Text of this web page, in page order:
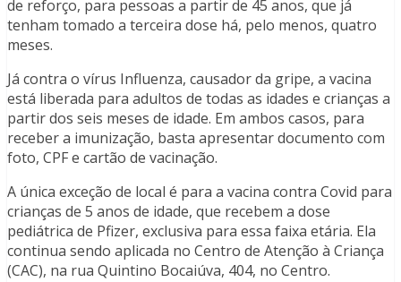
de reforço, para pessoas a partir de 45 anos, que já
tenham tomado a terceira dose há, pelo menos, quatro
meses.
Já contra o vírus Influenza, causador da gripe, a vacina
está liberada para adultos de todas as idades e crianças a
partir dos seis meses de idade. Em ambos casos, para
receber a imunização, basta apresentar documento com
foto, CPF e cartão de vacinação.
A única exceção de local é para a vacina contra Covid para
crianças de 5 anos de idade, que recebem a dose
pediátrica de Pfizer, exclusiva para essa faixa etária. Ela
continua sendo aplicada no Centro de Atenção à Criança
(CAC), na rua Quintino Bocaiúva, 404, no Centro.